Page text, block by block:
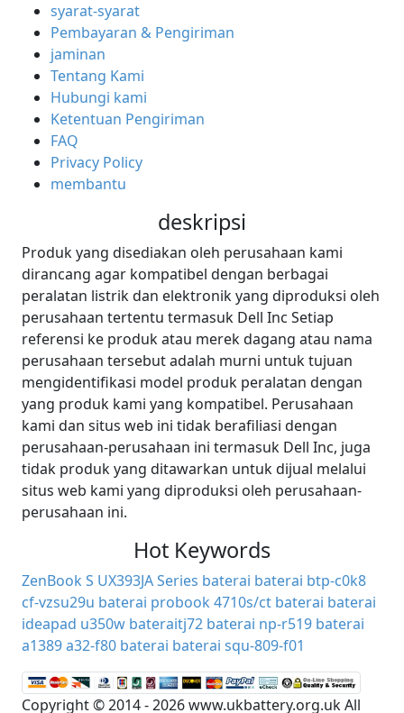
syarat-syarat
Pembayaran & Pengiriman
jaminan
Tentang Kami
Hubungi kami
Ketentuan Pengiriman
FAQ
Privacy Policy
membantu
deskripsi
Produk yang disediakan oleh perusahaan kami
dirancang agar kompatibel dengan berbagai
peralatan listrik dan elektronik yang diproduksi oleh
perusahaan tertentu termasuk Dell Inc Setiap
referensi ke produk atau merek dagang atau nama
perusahaan tersebut adalah murni untuk tujuan
mengidentifikasi model produk peralatan dengan
yang produk kami yang kompatibel. Perusahaan
kami dan situs web ini tidak berafiliasi dengan
perusahaan-perusahaan ini termasuk Dell Inc, juga
tidak produk yang ditawarkan untuk dijual melalui
situs web kami yang diproduksi oleh perusahaan-
perusahaan ini.
Hot Keywords
ZenBook S UX393JA Series baterai baterai btp-c0k8
cf-vzsu29u baterai probook 4710s/ct baterai baterai
ideapad u350w bateraitj72 baterai np-r519 baterai
a1389a32-f80 baterai baterai squ-809-f01
Copyright © 2014 - 2026 www.ukbattery.org.uk All